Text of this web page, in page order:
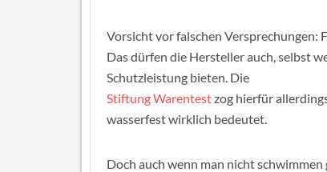
Vorsicht vor falschen Versprechungen:
Das dürfen die Hersteller auch, selbst
Schutzleistung bieten. Die
Stiftung Warentestzog hierfür
wasserfest wirklich bedeutet.
Doch auch wenn man nicht